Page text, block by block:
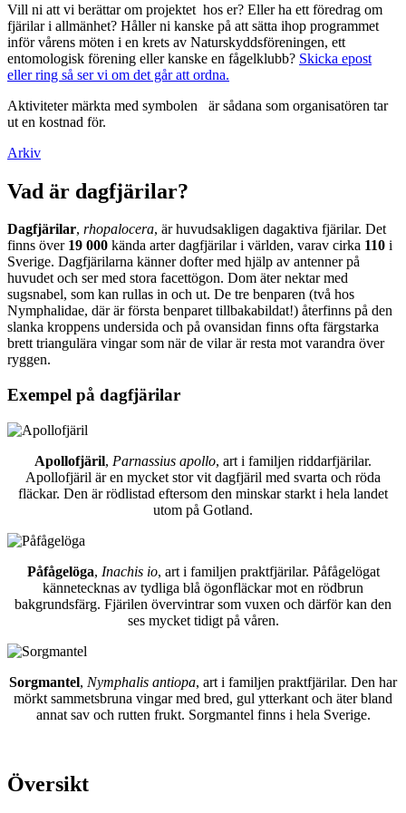
Vill ni att vi berättar om projektet hos er? Eller ha ett föredrag om
fjärilar i allmänhet? Håller ni kanske på att sätta ihop programmet
inför vårens möten i en krets av Naturskyddsföreningen, ett
entomologisk förening eller kanske en fågelklubb? Skicka epost
eller ring så ser vi om det går att ordna.
Aktiviteter märkta med symbolen
är sådana som organisatören tar
ut en kostnad för.
Arkiv
Vad är dagfjärilar?
Dagfjärilar, rhopalocera, är huvudsakligen dagaktiva fjärilar. Det
finns över 19 000 kända arter dagfjärilar i världen, varav cirka 110 i
Sverige. Dagfjärilarna känner dofter med hjälp av antenner på
huvudet och ser med stora facettögon. Dom äter nektar med
sugsnabel, som kan rullas in och ut. De tre benparen (två hos
Nymphalidae, där är första benparet tillbakabildat!) återfinns på den
slanka kroppens undersida och på ovansidan finns ofta färgstarka
brett triangulära vingar som när de vilar är resta mot varandra över
ryggen.
Exempel på dagfjärilar
Apollofjäril, Parnassius apollo, art i familjen riddarfjärilar.
Apollofjäril är en mycket stor vit dagfjäril med svarta och röda
fläckar. Den är rödlistad eftersom den minskar starkt i hela landet
utom på Gotland.
Påfågelöga, Inachis io, art i familjen praktfjärilar. Påfågelögat
kännetecknas av tydliga blå ögonfläckar mot en rödbrun
bakgrundsfärg. Fjärilen övervintrar som vuxen och därför kan den
ses mycket tidigt på våren.
Sorgmantel, Nymphalis antiopa, art i familjen praktfjärilar. Den har
mörkt sammetsbruna vingar med bred, gul ytterkant och äter bland
annat sav och rutten frukt. Sorgmantel finns i hela Sverige.
Översikt